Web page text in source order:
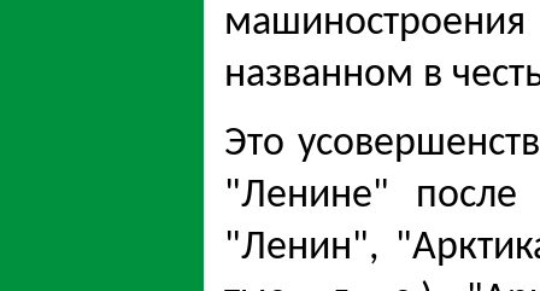
названном в
Это
"Ленине"
"Ленин",